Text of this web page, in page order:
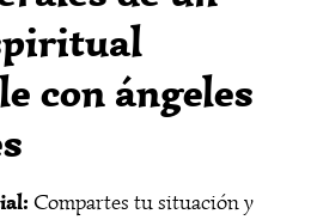
con ángeles
Compartes tu situación y